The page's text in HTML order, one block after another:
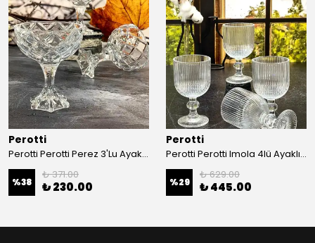
Perotti
Perotti Perotti Perez 3'Lu Ayaklı Kokteyl Bardak
%38
₺ 371.00
₺ 230.00
Perotti
Perotti Perotti Imola 4lü Ayaklı Bardak 375ml
%29
₺ 629.00
₺ 445.00